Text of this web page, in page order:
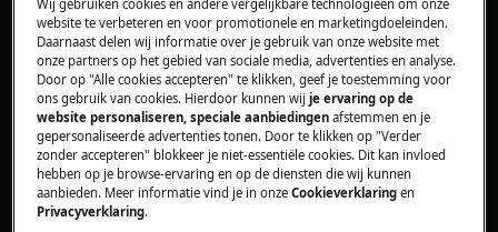
apparaten, voor zware apparaten zijn twee
personen nodig om het te verplaatsen.
Gebruik altijd veiligheidshandschoenen en gesloten
schoeisel.
Houd er rekening mee dat zelfreparatie of niet-
professionele reparatie gevolgen kan hebben voor
de veiligheid als deze niet correct wordt uitgevoerd.
Wij gebruiken cookies en andere vergelijkbare technologieën om onze
website te verbeteren en voor promotionele en marketingdoeleinden.
Daarnaast delen wij informatie over je gebruik van onze website met
onze partners op het gebied van sociale media, advertenties en analyse.
Door op "Alle cookies accepteren" te klikken, geef je toestemming voor
ons gebruik van cookies. Hierdoor kunnen wijje ervaring op de
website personaliseren, speciale aanbiedingen afstemmen en je
gepersonaliseerde advertenties tonen. Door te klikken op "Verder
zonder accepteren" blokkeer je niet-essentiële cookies. Dit kan invloed
hebben op je browse-ervaring en op de diensten die wij kunnen
aanbieden. Meer informatie vind je in onzeCookieverklaring en
Privacyverklaring.